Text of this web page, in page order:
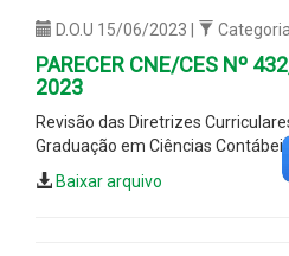
D.O.U 15/06/2023 |
PARECER CNE/CES Nº
2023
Revisão das Diretrizes
Graduação em Ciências
Baixar arquivo